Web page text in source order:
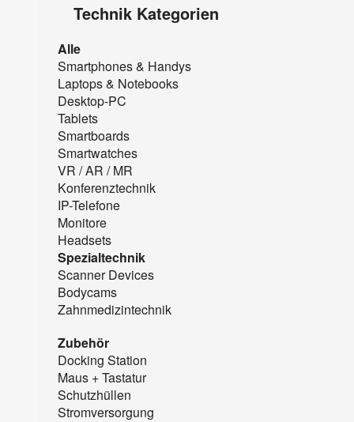
Technik Kategorien
Alle
Smartphones & Handys
Laptops & Notebooks
Desktop-PC
Tablets
Smartboards
Smartwatches
VR / AR / MR
Konferenztechnik
IP-Telefone
Monitore
Headsets
Spezialtechnik
Scanner Devices
Bodycams
Zahnmedizintechnik
Zubehör
Docking Station
Maus + Tastatur
Schutzhüllen
Stromversorgung